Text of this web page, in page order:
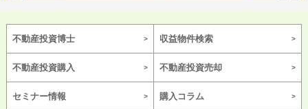
不動産投資博士 収益物件検索
不動産投資購入 不動産投資売却
セミナー情報 購入コラム